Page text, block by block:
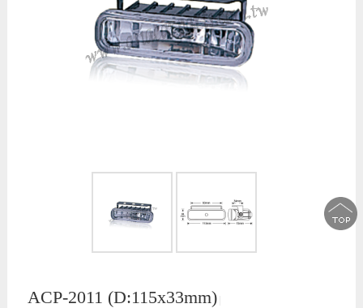
ACP-2011 (D:115x33mm)│